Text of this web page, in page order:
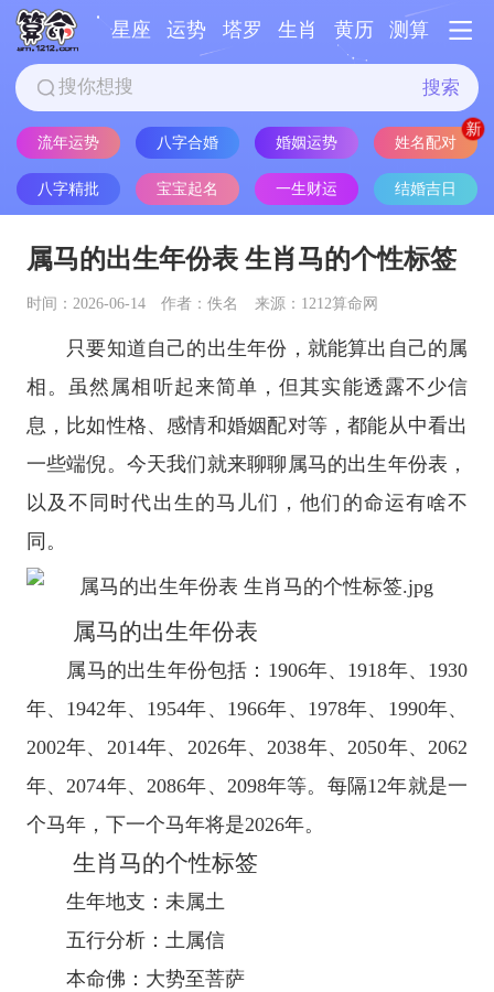
星座 运势 塔罗 生肖 黄历 测算
搜索
流年运势 八字合婚 婚姻运势 姓名配对
八字精批 宝宝起名 一生财运 结婚吉日
属马的出生年份表 生肖马的个性标签
时间：2026-06-14 作者：佚名 来源：1212算命网
只要知道自己的出生年份，就能算出自己的属
相。虽然属相听起来简单，但其实能透露不少信
息，比如性格、感情和婚姻配对等，都能从中看出
一些端倪。今天我们就来聊聊属马的出生年份表，
以及不同时代出生的马儿们，他们的命运有啥不
同。
属马的出生年份表
属马的出生年份包括：1906年、1918年、1930
年、1942年、1954年、1966年、1978年、1990年、
2002年、2014年、2026年、2038年、2050年、2062
年、2074年、2086年、2098年等。每隔12年就是一
个马年，下一个马年将是2026年。
生肖马的个性标签
生年地支：未属土
五行分析：土属信
本命佛：大势至菩萨